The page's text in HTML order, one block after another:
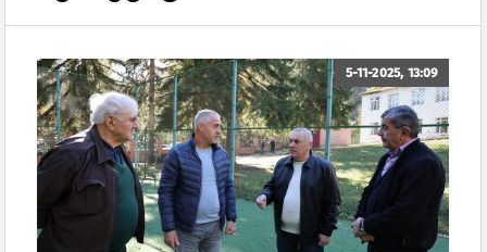
5-11-2025, 13:09